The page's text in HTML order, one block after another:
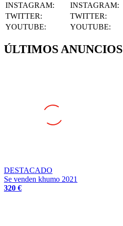
INSTAGRAM:
INSTAGRAM:
TWITTER:
TWITTER:
YOUTUBE: YOUTUBE:
ÚLTIMOS ANUNCIOS
DESTACADO
Se venden khumo 2021
320 €